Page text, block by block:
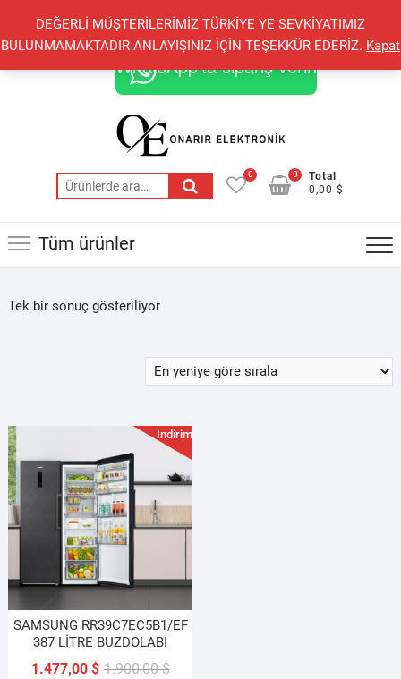
DEĞERLİ MÜŞTERİLERİMİZ TÜRKİYE YE SEVKİYATIMIZ
BULUNMAMAKTADIR ANLAYIŞINIZ İÇİN TEŞEKKÜR EDERİZ. Kapat
content
+90 548 821 78 85 +90 548 855 25 53
onarirelektronik@gmail.com
WhatsApp'ta sipariş verin
Ara:
0
Total
0,00 $
0
Tüm ürünler
Tek bir sonuç gösteriliyor
İndirim!
SAMSUNG RR39C7EC5B1/EF
387 LİTRE BUZDOLABI
1.900,00$Orijinal
1.477,00 $
Şu